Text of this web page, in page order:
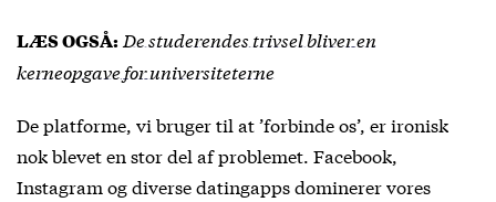
LÆS OGSÅ: De studerendes trivsel bliver en
kerneopgave for universiteterne
De platforme, vi bruger til at ’forbinde os’, er ironisk
nok blevet en stor del af problemet. Facebook,
Instagram og diverse datingapps dominerer vores